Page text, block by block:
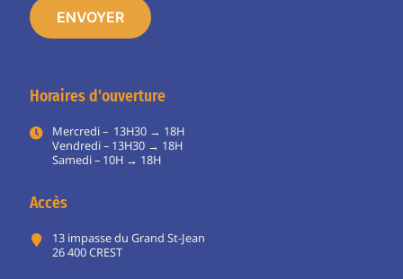
Horaires d'ouverture
Mercredi – 13H30 → 18H
Vendredi – 13H30 → 18H
Samedi – 10H → 18H
Accès
13 impasse du Grand St-Jean
26 400 CREST